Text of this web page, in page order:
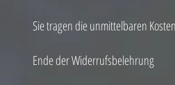
Sie tragen die unmittelbaren
Ende der Widerrufsbelehrung